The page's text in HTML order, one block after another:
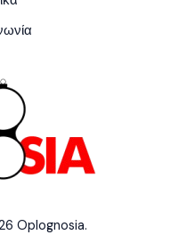
Oplognosia.